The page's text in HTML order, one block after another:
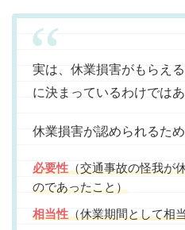
実は、休業損害がもらえ
に決まっているわけではあ
休業損害が認められるため
必要性（交通事故の怪我が
のであったこと）
相当性（休業期間として相